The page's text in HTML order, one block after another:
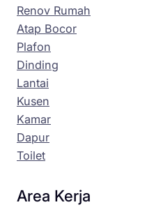
Renov Rumah
Atap Bocor
Plafon
Dinding
Lantai
Kusen
Kamar
Dapur
Toilet
Area Kerja